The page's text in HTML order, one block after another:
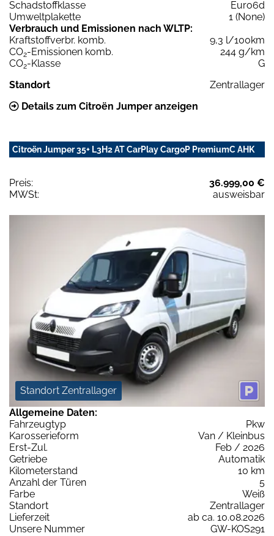
Schadstoffklasse
Euro6d
Umweltplakette
1 (None)
Verbrauch und Emissionen nach WLTP:
Kraftstoffverbr. komb.
9,3 l/100km
CO2-Emissionen komb.
244 g/km
CO2-Klasse
G
Standort
Zentrallager
Details zum Citroën Jumper anzeigen
Citroën Jumper 35+ L3H2 AT CarPlay CargoP PremiumC AHK
Preis:
36.999,00 €
MWSt:
ausweisbar
Standort Zentrallager
Allgemeine Daten:
Fahrzeugtyp
Pkw
Karosserieform
Van / Kleinbus
Erst-Zul.
Feb / 2026
Getriebe
Automatik
Kilometerstand
10 km
Anzahl der Türen
5
Farbe
Weiß
Standort
Zentrallager
Lieferzeit
ab ca. 10.08.2026
Unsere Nummer
GW-KOS291